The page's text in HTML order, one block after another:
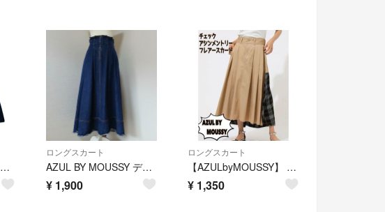
AZUL BY MOUSSY スカート
ロングスカート
AZUL BY MOUSSY デニムスカート ロングスカート
¥ 1,900
ロングスカート
【AZULbyMOUSSY】 チェック アシンメントリー フレアースカート
¥ 1,350